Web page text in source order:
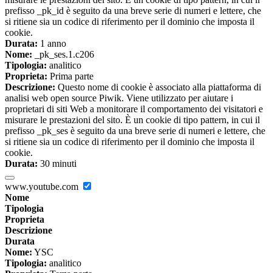
prefisso _pk_id è seguito da una breve serie di numeri e lettere, che
si ritiene sia un codice di riferimento per il dominio che imposta il
cookie.
Durata: 1 anno
Nome: _pk_ses.1.c206
Tipologia: analitico
Proprieta: Prima parte
Descrizione: Questo nome di cookie è associato alla piattaforma di
analisi web open source Piwik. Viene utilizzato per aiutare i
proprietari di siti Web a monitorare il comportamento dei visitatori e
misurare le prestazioni del sito. È un cookie di tipo pattern, in cui il
prefisso _pk_ses è seguito da una breve serie di numeri e lettere, che
si ritiene sia un codice di riferimento per il dominio che imposta il
cookie.
Durata: 30 minuti
www.youtube.com
Nome
Tipologia
Proprieta
Descrizione
Durata
Nome: YSC
Tipologia: analitico